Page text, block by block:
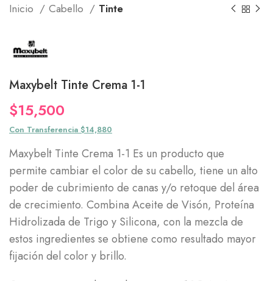
Inicio Cabello Tinte
Maxybelt Tinte Crema 1-1
$15,500
Con Transferencia $14,880
Maxybelt Tinte Crema 1-1 Es un producto que
permite cambiar el color de su cabello, tiene un alto
poder de cubrimiento de canas y/o retoque del área
de crecimiento. Combina Aceite de Visón, Proteína
Hidrolizada de Trigo y Silicona, con la mezcla de
estos ingredientes se obtiene como resultado mayor
fijación del color y brillo.